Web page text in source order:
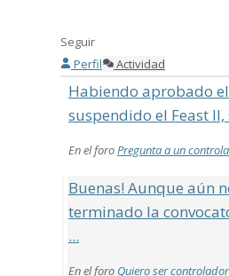
Seguir
Perfil
Actividad
Habiendo aprobado
suspendido el Feast II,
En el foroPregunta a un
Buenas! Aunque aún
terminado la
...
En el foro Quiero ser